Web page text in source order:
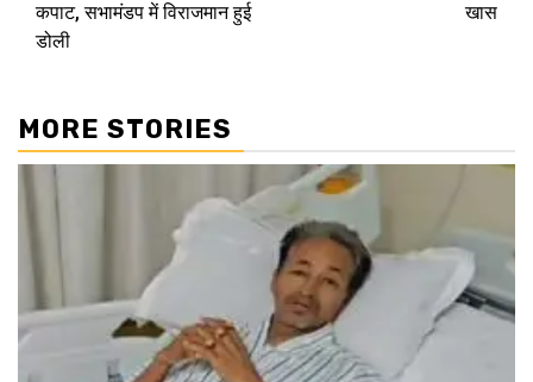
कपाट, सभामंडप में विराजमान हुई
डोली
खास
MORE STORIES